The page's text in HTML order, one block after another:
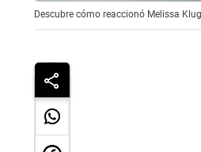
Descubre cómo reaccionó Melissa